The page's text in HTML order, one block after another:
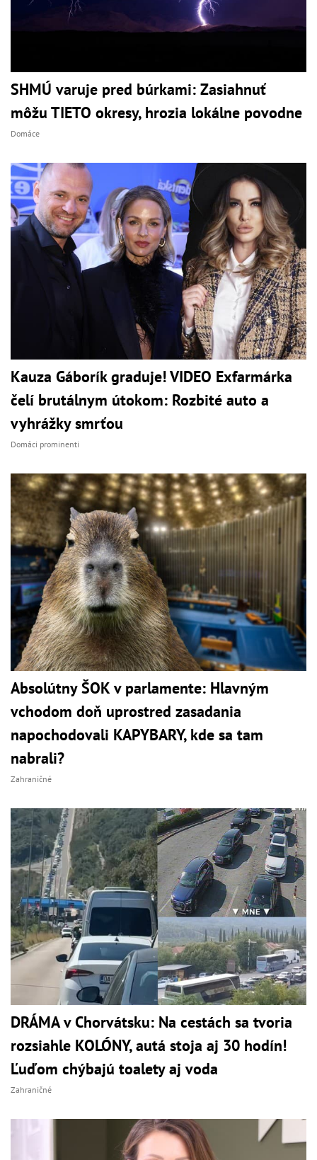
SHMÚ varuje pred búrkami: Zasiahnuť
môžu TIETO okresy, hrozia lokálne povodne
Domáce
Kauza Gáborík graduje! VIDEO Exfarmárka
čelí brutálnym útokom: Rozbité auto a
vyhrážky smrťou
Domáci prominenti
Absolútny ŠOK v parlamente: Hlavným
vchodom doň uprostred zasadania
napochodovali KAPYBARY, kde sa tam
nabrali?
Zahraničné
DRÁMA v Chorvátsku: Na cestách sa tvoria
rozsiahle KOLÓNY, autá stoja aj 30 hodín!
Ľuďom chýbajú toalety aj voda
Zahraničné